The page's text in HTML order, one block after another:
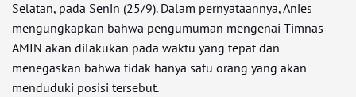
Selatan, pada Senin (25/9). Dalam pernyataannya, Anies
mengungkapkan bahwa pengumuman mengenai Timnas
AMIN akan dilakukan pada waktu yang tepat dan
menegaskan bahwa tidak hanya satu orang yang akan
menduduki posisi tersebut.